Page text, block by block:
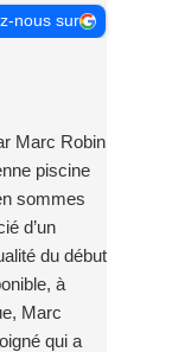
nous sur
Marc Robin
piscine
sommes
d’un
du début
à
Marc
qui a